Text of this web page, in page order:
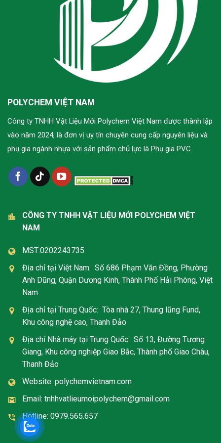
POLYCHEM VIỆT NAM
Công ty TNHH Vật Liệu Mới Polychem Việt Nam được thành lập
vào năm 2024, là đơn vị uy tín chuyên cung cấp nguyên liệu và
phụ gia ngành nhựa với sản phẩm chủ lực là Phụ gia PVC.
CÔNG TY TNHH VẬT LIỆU MỚI POLYCHEM VIỆT
NAM
MST:0202243735
Địa chỉ tại Việt Nam: Số 686 Phạm Văn Đồng, Phường
Anh Dũng, Quận Dương Kinh, Thành Phố Hải Phòng, Việt
Nam
Địa chỉ tại Trung Quốc: Tòa nhà 27, Thung lũng Fund,
Khu công nghệ cao, Thanh Đảo
Địa chỉ Nhà máy tại Trung Quốc: Số 13, Đường Tương
Giang, Khu công nghiệp Giao Bắc, Thành phố Giao Châu,
Thanh Đảo
Website: polychemvietnam.com
Email: tnhhvatlieumoipolychem@gmail.com
Hotline: 0979.565.657